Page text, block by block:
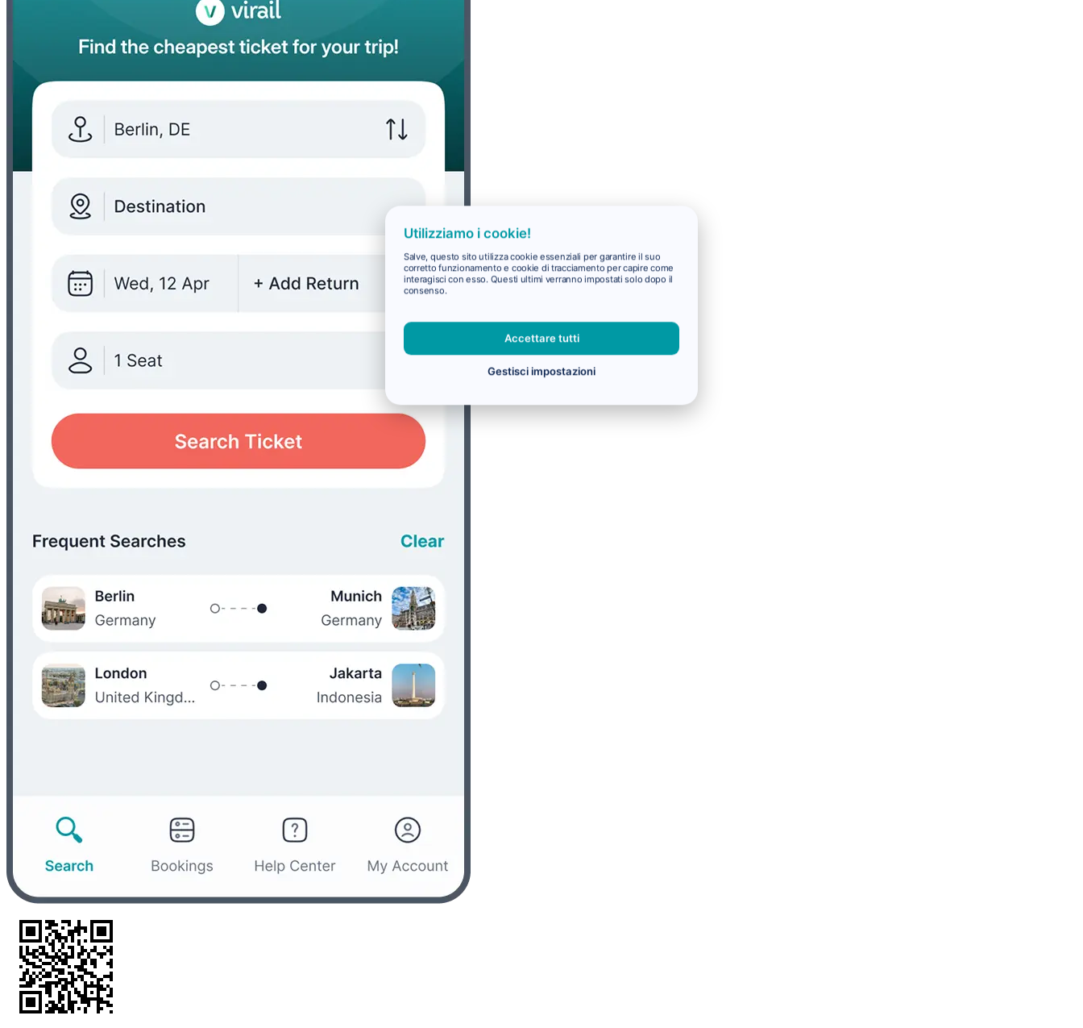
Utilizziamo i cookie!
Salve, questo sito utilizza cookie essenziali per garantire il suo
corretto funzionamento e cookie di tracciamento per capire come
interagisci con esso. Questi ultimi verranno impostati solo dopo il
consenso.
Accettare tutti
Gestisci impostazioni